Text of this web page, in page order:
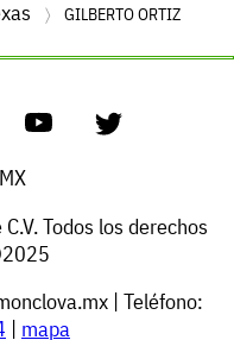
GILBERTO ORTIZ
Todos los derechos
| Teléfono:
| mapa